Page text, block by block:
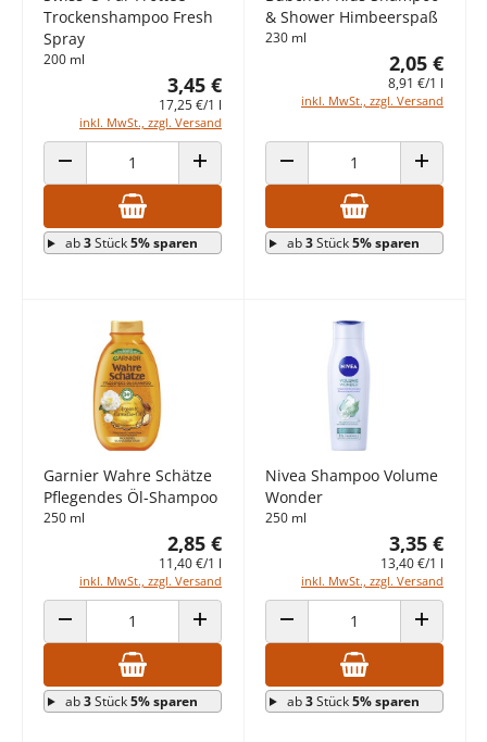
Trockenshampoo Fresh
Spray
200 ml
3,45 €
17,25 €/1 l
inkl. MwSt., zzgl. Versand
ANZAHL VERRINGERN ANZAHL ERHÖHEN
ab3Stück5% sparen
& Shower Himbeerspaß
230 ml
2,05 €
8,91 €/1 l
inkl. MwSt., zzgl. Versand
ANZAHL VERRINGERN ANZAHL
ab3Stück5% sparen
Garnier Wahre Schätze
Pflegendes Öl-Shampoo
250 ml
2,85 €
11,40 €/1 l
inkl. MwSt., zzgl. Versand
ANZAHL VERRINGERN ANZAHL ERHÖHEN
ab3Stück5% sparen
Nivea Shampoo Volume
Wonder
250 ml
3,35 €
13,40 €/1 l
inkl. MwSt., zzgl. Versand
ANZAHL VERRINGERN ANZAHL
ab3Stück5% sparen